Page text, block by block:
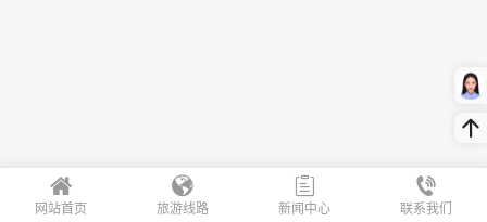
网站首页 旅游线路 新闻中心 联系我们